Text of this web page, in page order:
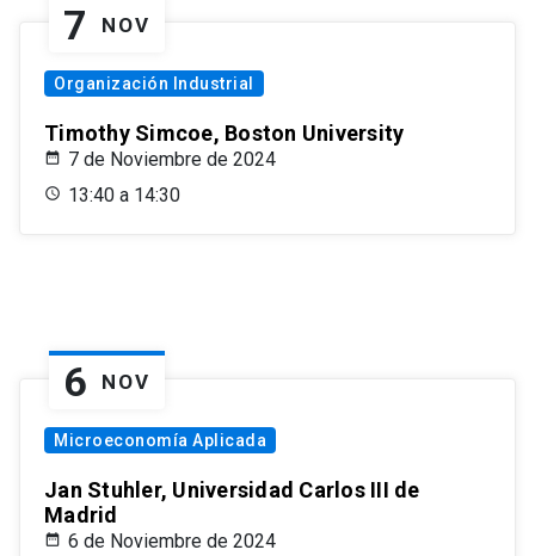
7 NOV
Organización Industrial
Timothy Simcoe, Boston University
7 de Noviembre de 2024
13:40 a 14:30
6 NOV
Microeconomía Aplicada
Jan Stuhler, Universidad Carlos III de
Madrid
6 de Noviembre de 2024